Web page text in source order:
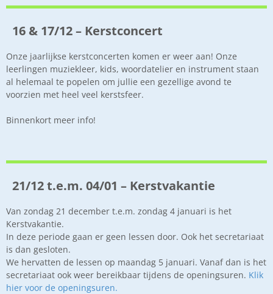
16 & 17/12 – Kerstconcert
Onze jaarlijkse kerstconcerten komen er weer aan! Onze
leerlingen muziekleer, kids, woordatelier en instrument staan
al helemaal te popelen om jullie een gezellige avond te
voorzien met heel veel kerstsfeer.
Binnenkort meer info!
21/12 t.e.m. 04/01 – Kerstvakantie
Van zondag 21 december t.e.m. zondag 4 januari is het
Kerstvakantie.
In deze periode gaan er geen lessen door. Ook het secretariaat
is dan gesloten.
We hervatten de lessen op maandag 5 januari. Vanaf dan is het
secretariaat ook weer bereikbaar tijdens de openingsuren. Klik
hier voor de openingsuren.